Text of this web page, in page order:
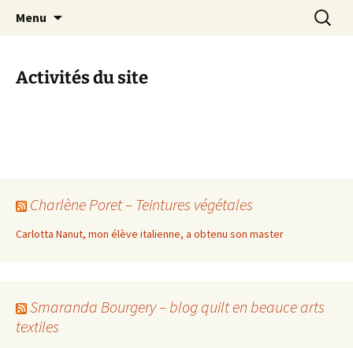
filsetcrayons
Le blog de Sophie A
Menu
Activités du site
Charlène Poret – Teintures végétales
Carlotta Nanut, mon élève italienne, a obtenu son master
Smaranda Bourgery – blog quilt en beauce arts
textiles